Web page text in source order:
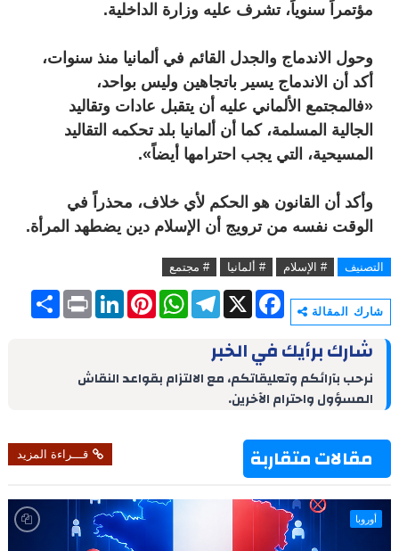
مؤتمراً سنوياً، تشرف عليه وزارة الداخلية.
وحول الاندماج والجدل القائم في ألمانيا منذ سنوات،
أكد أن الاندماج يسير باتجاهين وليس بواحد،
«فالمجتمع الألماني عليه أن يتقبل عادات وتقاليد
الجالية المسلمة، كما أن ألمانيا بلد تحكمه التقاليد
المسيحية، التي يجب احترامها أيضاً».
وأكد أن القانون هو الحكم لأي خلاف، محذراً في
الوقت نفسه من ترويج أن الإسلام دين يضطهد المرأة.
التصنيف # الإسلام # ألمانيا # مجتمع
شارك المقالة
S
h
P
r
L
I
P
e
W
h
p
T
e
g
a
X
F
a
b
o
k
شارك برأيك في الخبر
نرحب بآرائكم وتعليقاتكم، مع الالتزام بقواعد النقاش
المسؤول واحترام الآخرين.
مقالات متقاربة قـــراءة المزيد
أوروبا